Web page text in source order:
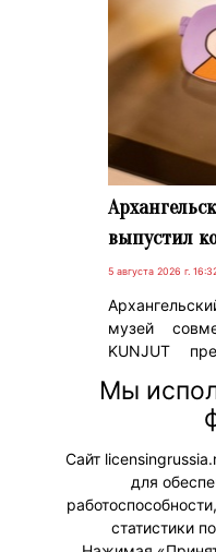
выпустил
5 августа 2026 г.
музей
KUNJUT
центра
Главным
маскот
Мы
Сайт
для
статистики